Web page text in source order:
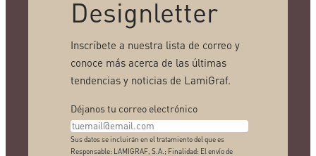
Designletter
Inscríbete a nuestra lista de correo y
conoce más acerca de las últimas
tendencias y noticias de LamiGraf.
Déjanos tu correo electrónico
Sus datos se incluirán en el tratamiento del que es
Responsable: LAMIGRAF, S.A.; Finalidad: El envío de